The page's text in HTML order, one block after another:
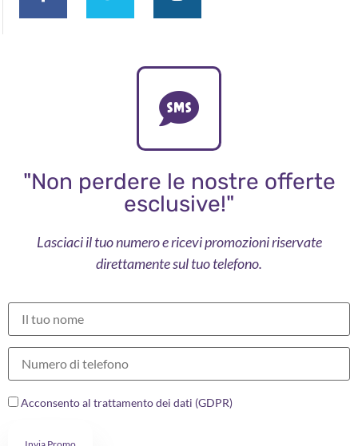
"Non perdere le nostre offerte
esclusive!"
Lasciaci il tuo numero e ricevi promozioni riservate
direttamente sul tuo telefono.
Acconsento al trattamento dei dati (GDPR)